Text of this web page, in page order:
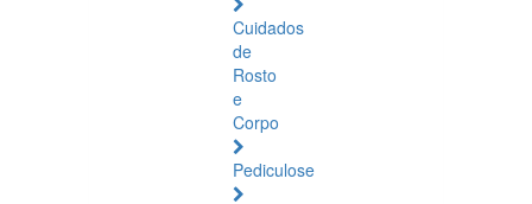
Cuidados
de
Rosto
e
Corpo
Pediculose